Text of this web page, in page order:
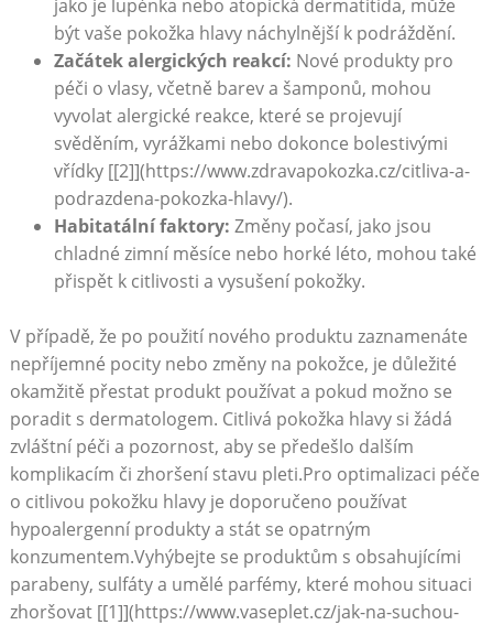
jako je ‍lupénka nebo atopická‌ dermatitida, může
být ⁢vaše ⁣pokožka hlavy náchylnější k⁤ podráždění.
Začátek alergických reakcí: Nové produkty pro
péči o vlasy,⁤ včetně barev‍ a​ šamponů, mohou
vyvolat alergické reakce, které‍ se projevují
‍svěděním, vyrážkami ​nebo dokonce bolestivými
vřídky [[2]](https://www.zdravapokozka.cz/citliva-a-
podrazdena-pokozka-hlavy/).
Habitatální faktory: Změny počasí, ⁢jako jsou
chladné zimní měsíce nebo horké léto, mohou také
⁣přispět k citlivosti a vysušení pokožky.
V​ případě, že po použití nového produktu zaznamenáte
nepříjemné pocity nebo‍ změny na⁤ pokožce, je důležité
okamžitě přestat produkt používat ‍a pokud možno se
⁢poradit‍ s ⁣dermatologem. Citlivá ⁣pokožka ⁣hlavy‍ si žádá
zvláštní péči a pozornost, aby⁤ se⁤ předešlo dalším
komplikacím či ‌zhoršení‍ stavu ⁣pleti.Pro optimalizaci péče
o citlivou pokožku⁣ hlavy je doporučeno používat
hypoalergenní‍ produkty a⁣ stát se opatrným
konzumentem.Vyhýbejte ⁤se produktům s obsahujícími
parabeny, sulfáty​ a umělé parfémy, které mohou situaci
zhoršovat⁣ [[1]](https://www.vaseplet.cz/jak-na-suchou-